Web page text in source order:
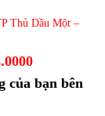
Thủ Dầu Một –
của bạn bên